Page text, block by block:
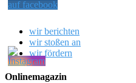
wir berichten
wir stoßen an
wir fördern
Onlinemagazin